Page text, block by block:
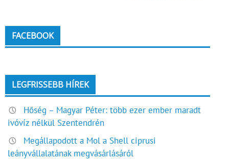
FACEBOOK
LEGFRISSEBB HÍREK
Hőség – Magyar Péter: több ezer ember maradt
ivóvíz nélkül Szentendrén
Megállapodott a Mol a Shell ciprusi
leányvállalatának megvásárlásáról